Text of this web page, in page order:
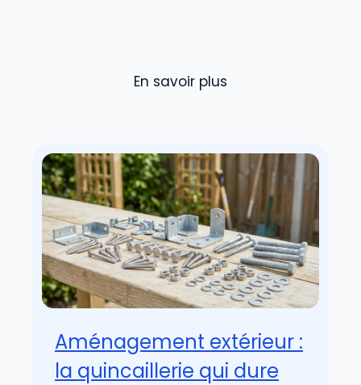
En savoir plus
Aménagement extérieur :
la quincaillerie qui dure